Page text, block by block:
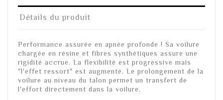
Détails du produit
Performance assurée en apnée profonde ! Sa voilure
chargée en résine et fibres synthétiques assure une
rigidité accrue. La flexibilité est progressive mais
"l'effet ressort" est augmenté. Le prolongement de la
voilure au niveau du talon permet un transfert de
l'effort directement dans la voilure.